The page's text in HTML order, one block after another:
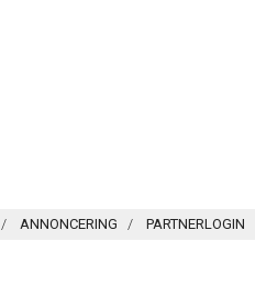
ANNONCERING PARTNERLOGIN